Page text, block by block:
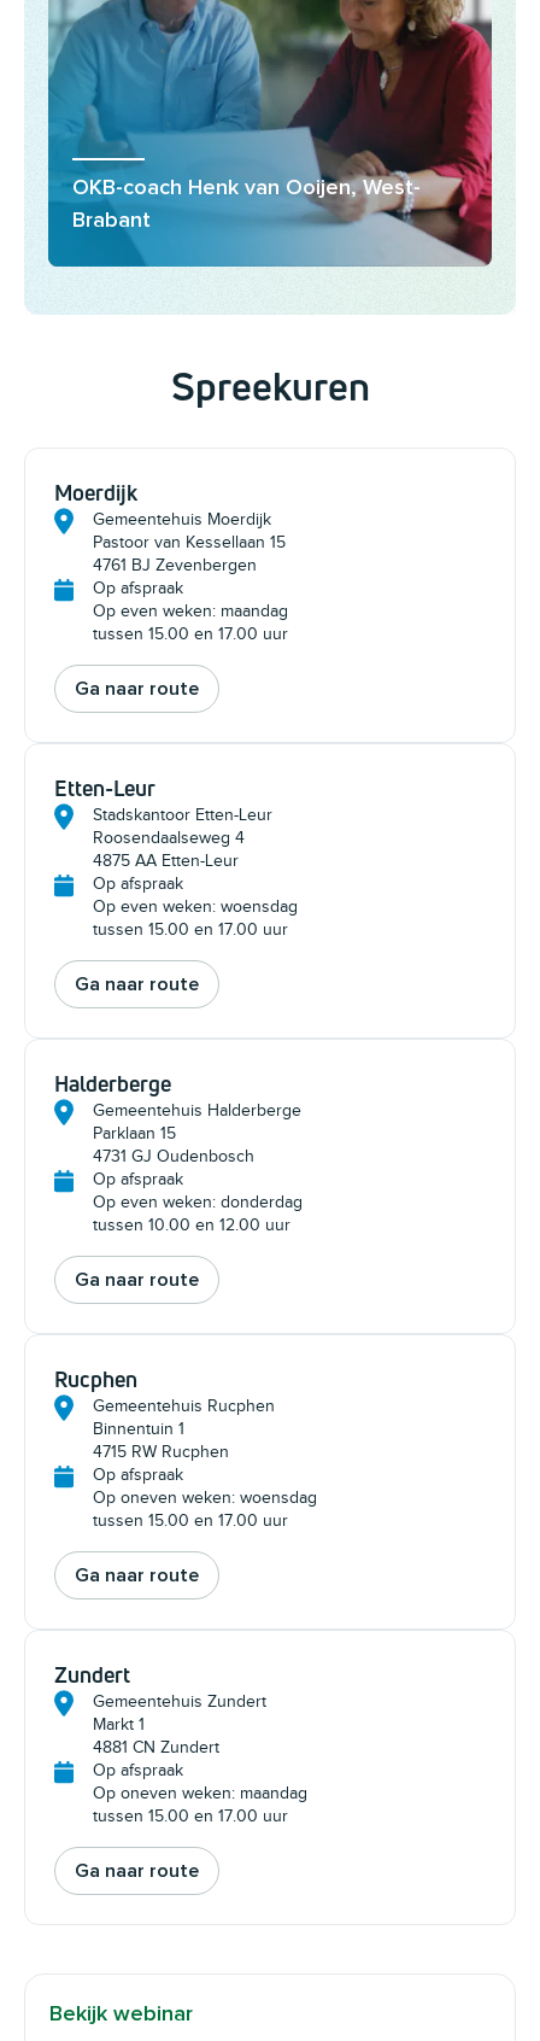
OKB-coach Henk van Ooijen, West-
Brabant
Spreekuren
Moerdijk
Gemeentehuis Moerdijk
Pastoor van Kessellaan 15
4761 BJ Zevenbergen
Op afspraak
Op even weken: maandag
tussen 15.00 en 17.00 uur
Ga naar route
Etten-Leur
Stadskantoor Etten-Leur
Roosendaalseweg 4
4875 AA Etten-Leur
Op afspraak
Op even weken: woensdag
tussen 15.00 en 17.00 uur
Ga naar route
Halderberge
Gemeentehuis Halderberge
Parklaan 15
4731 GJ Oudenbosch
Op afspraak
Op even weken: donderdag
tussen 10.00 en 12.00 uur
Ga naar route
Rucphen
Gemeentehuis Rucphen
Binnentuin 1
4715 RW Rucphen
Op afspraak
Op oneven weken: woensdag
tussen 15.00 en 17.00 uur
Ga naar route
Zundert
Gemeentehuis Zundert
Markt 1
4881 CN Zundert
Op afspraak
Op oneven weken: maandag
tussen 15.00 en 17.00 uur
Ga naar route
Bekijk webinar